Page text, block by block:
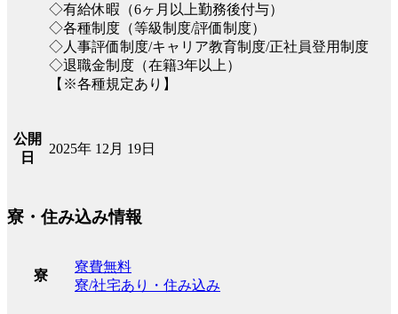
◇有給休暇（6ヶ月以上勤務後付与）
◇各種制度（等級制度/評価制度）
◇人事評価制度/キャリア教育制度/正社員登用制度
◇退職金制度（在籍3年以上）
【※各種規定あり】
公開
日
2025年 12月 19日
寮・住み込み情報
寮
寮費無料
寮/社宅あり・住み込み